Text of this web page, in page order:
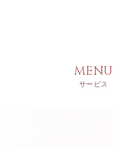
MENU
サービス